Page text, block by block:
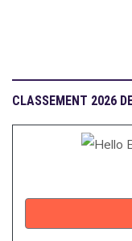
CLASSEMENT 2026